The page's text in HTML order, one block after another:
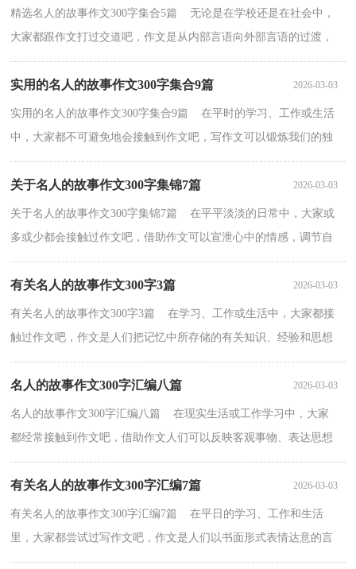
精选名人的故事作文300字集合5篇 无论是在学校还是在社会中，
大家都跟作文打过交道吧，作文是从内部言语向外部言语的过渡，
即从经过压缩的简要的、自己能明白的语言，向开展的、...
实用的名人的故事作文300字集合9篇 2026-03-03
实用的名人的故事作文300字集合9篇 在平时的学习、工作或生活
中，大家都不可避免地会接触到作文吧，写作文可以锻炼我们的独
处习惯，让自己的心静下来，思考自己未来的方向。你写...
关于名人的故事作文300字集锦7篇 2026-03-03
关于名人的故事作文300字集锦7篇 在平平淡淡的日常中，大家或
多或少都会接触过作文吧，借助作文可以宣泄心中的情感，调节自
己的心情。你写作文时总是无从下笔？下面是小编为大家...
有关名人的故事作文300字3篇 2026-03-03
有关名人的故事作文300字3篇 在学习、工作或生活中，大家都接
触过作文吧，作文是人们把记忆中所存储的有关知识、经验和思想
用书面形式表达出来的记叙方式。一篇什么样的作文...
名人的故事作文300字汇编八篇 2026-03-03
名人的故事作文300字汇编八篇 在现实生活或工作学习中，大家
都经常接触到作文吧，借助作文人们可以反映客观事物、表达思想
感情、传递知识信息。一篇什么样的作文才能称之为...
有关名人的故事作文300字汇编7篇 2026-03-03
有关名人的故事作文300字汇编7篇 在平日的学习、工作和生活
里，大家都尝试过写作文吧，作文是人们以书面形式表情达意的言
语活动。还是对作文一筹莫展吗？下面是小编为大家整理...